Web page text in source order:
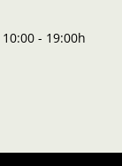
10:00 - 19:00h